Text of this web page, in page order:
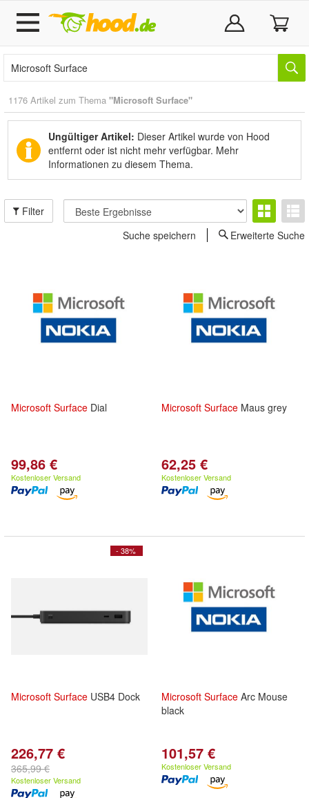
1176 Artikel zum Thema "Microsoft Surface"
Ungültiger Artikel: Dieser Artikel wurde von Hood
entfernt oder ist nicht mehr verfügbar. Mehr
Informationen zu diesem Thema.
Filter
Suche speichern
Erweiterte Suche
Microsoft Surface Dial
99,86 €
Kostenloser Versand
Microsoft Surface Maus grey
62,25 €
Kostenloser Versand
- 38%
Microsoft Surface USB4 Dock
226,77 €
365,99 €
Kostenloser Versand
Microsoft Surface Arc Mouse
black
101,57 €
Kostenloser Versand